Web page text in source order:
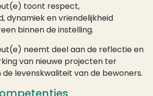
toont respect,
dynamiek en vriendelijkheid
binnen de instelling.
neemt deel aan de reflectie en
van nieuwe projecten ter
levenskwaliteit van de bewoners.